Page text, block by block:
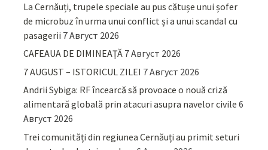
La Cernăuți, trupele speciale au pus cătușe unui șofer
de microbuz în urma unui conflict și a unui scandal cu
pasagerii 7 Август 2026
CAFEAUA DE DIMINEAȚĂ 7 Август 2026
7 AUGUST – ISTORICUL ZILEI 7 Август 2026
Andrii Sybiga: RF încearcă să provoace o nouă criză
alimentară globală prin atacuri asupra navelor civile 6
Август 2026
Trei comunități din regiunea Cernăuți au primit seturi